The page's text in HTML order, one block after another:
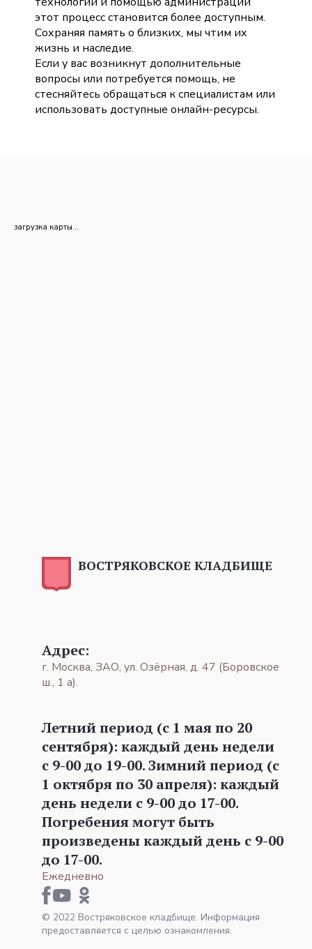
этот процесс становится более доступным.
Сохраняя память о близких, мы чтим их
жизнь и наследие.
Если у вас возникнут дополнительные
вопросы или потребуется помощь, не
стесняйтесь обращаться к специалистам или
использовать доступные онлайн-ресурсы.
загрузка карты...
ВОСТРЯКОВСКОЕ КЛАДБИЩЕ
Адрес:
г. Москва, ЗАО, ул. Озёрная, д. 47 (Боровское
ш., 1 а).
Летний период (с 1 мая по 20
сентября): каждый день недели
с 9-00 до 19-00. Зимний период (с
1 октября по 30 апреля): каждый
день недели с 9-00 до 17-00.
Погребения могут быть
произведены каждый день с 9-00
до 17-00.
Ежедневно
© 2022 Востряковское кладбище. Информация
предоставляется с целью ознакомления.